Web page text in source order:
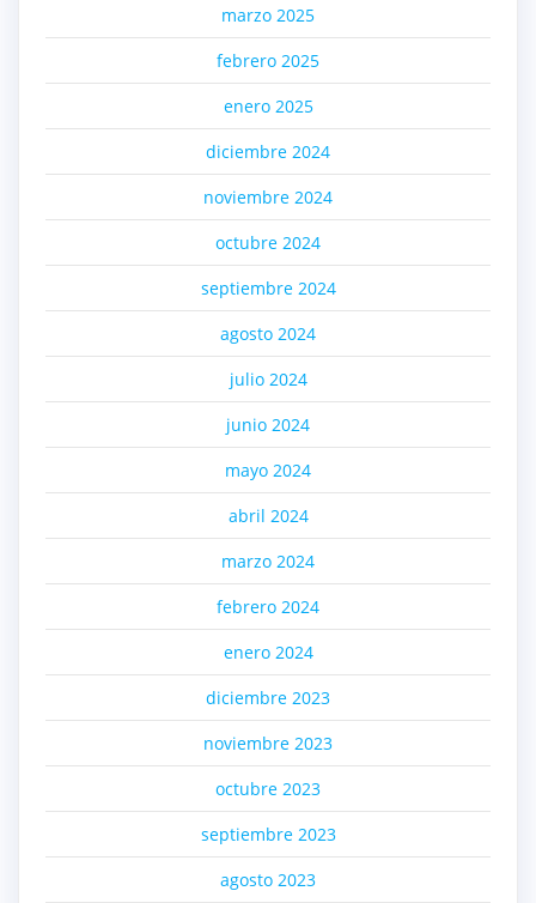
marzo 2025
febrero 2025
enero 2025
diciembre 2024
noviembre 2024
octubre 2024
septiembre 2024
agosto 2024
julio 2024
junio 2024
mayo 2024
abril 2024
marzo 2024
febrero 2024
enero 2024
diciembre 2023
noviembre 2023
octubre 2023
septiembre 2023
agosto 2023